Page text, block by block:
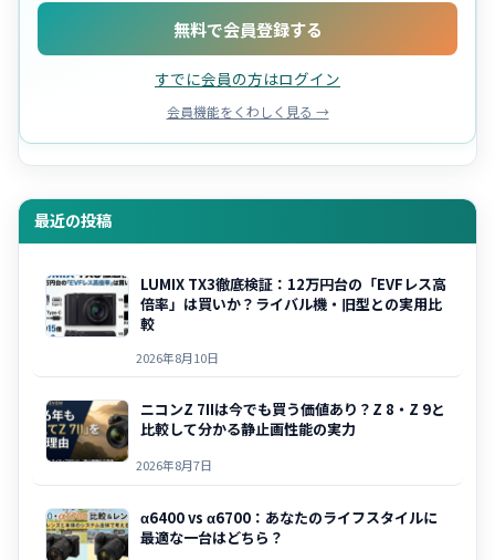
無料で会員登録する
すでに会員の方はログイン
会員機能をくわしく見る →
最近の投稿
LUMIX TX3徹底検証：12万円台の「EVFレス高
倍率」は買いか？ライバル機・旧型との実用比
較
2026年8月10日
ニコンZ 7IIは今でも買う価値あり？Z 8・Z 9と
比較して分かる静止画性能の実力
2026年8月7日
α6400 vs α6700：あなたのライフスタイルに
最適な一台はどちら？